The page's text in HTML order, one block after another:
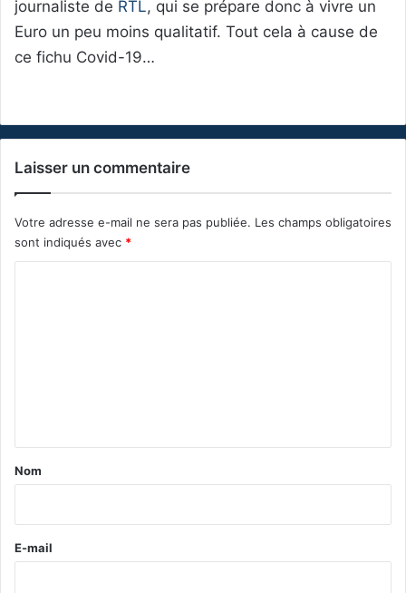
journaliste de RTL, qui se prépare donc à vivre un
Euro un peu moins qualitatif. Tout cela à cause de
ce fichu Covid-19…
Laisser un commentaire
Votre adresse e-mail ne sera pas publiée. Les champs obligatoires
sont indiqués avec *
a
e
Nom
E-mail